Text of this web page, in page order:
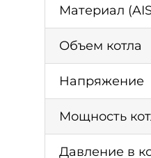
Материал
Объем котла
Напряжение
Мощность
Давление в